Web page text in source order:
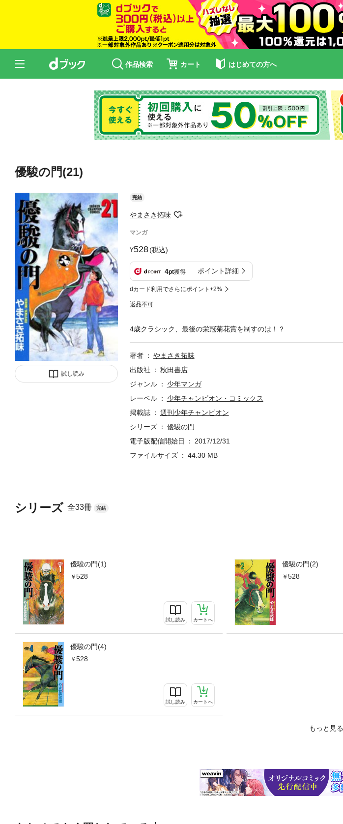
作品検索 カート はじめての方へ
優駿の門(21)
試し読み
完結
やまさき拓味
マンガ
528(税込)
4pt獲得 ポイント詳細
dカード利用でさらにポイント+2%
返品不可
シリーズ 全33冊 完結
優駿の門(1)
528
試し読み カートへ
優駿の門(2)
528
優駿の門(4)
528
試し読み カートへ
もっと見る
4歳クラシック、最後の栄冠菊花賞を制すのは！？
著者
やまさき拓味
出版社
秋田書店
ジャンル
少年マンガ
レーベル
少年チャンピオン・コミックス
掲載誌
週刊少年チャンピオン
シリーズ
優駿の門
電子版配信開始日
2017/12/31
ファイルサイズ
44.30 MB